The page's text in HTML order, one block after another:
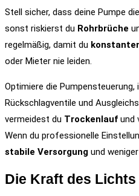
Stell sicher, dass deine Pumpe
sonst riskierst du Rohrbrüche
regelmäßig, damit du
oder Mieter nie leiden.
Optimiere die Pumpensteuerung,
Rückschlagventile und
vermeidest du Trockenlauf und
Wenn du professionelle
stabile Versorgung und
Die Kraft des Lichts